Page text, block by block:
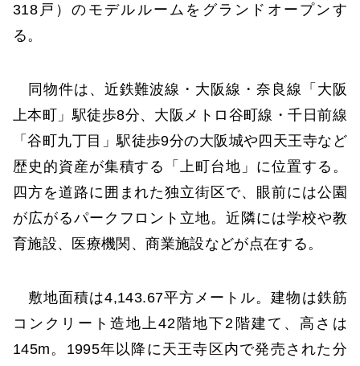
318戸）のモデルルームをグランドオープンす
る。
同物件は、近鉄難波線・大阪線・奈良線「大阪
上本町」駅徒歩8分、大阪メトロ谷町線・千日前線
「谷町九丁目」駅徒歩9分の大阪城や四天王寺など
歴史的資産が集積する「上町台地」に位置する。
四方を道路に囲まれた独立街区で、眼前には公園
が広がるパークフロント立地。近隣には学校や教
育施設、医療機関、商業施設などが点在する。
敷地面積は4,143.67平方メートル。建物は鉄筋
コンクリート造地上42階地下2階建て、高さは
145m。1995年以降に天王寺区内で発売された分